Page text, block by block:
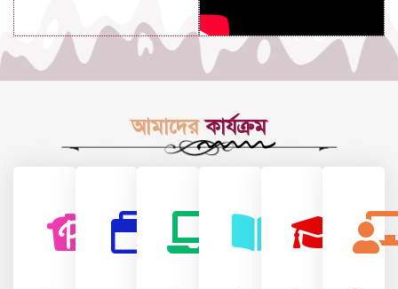
আমাদেরকার্যক্রম